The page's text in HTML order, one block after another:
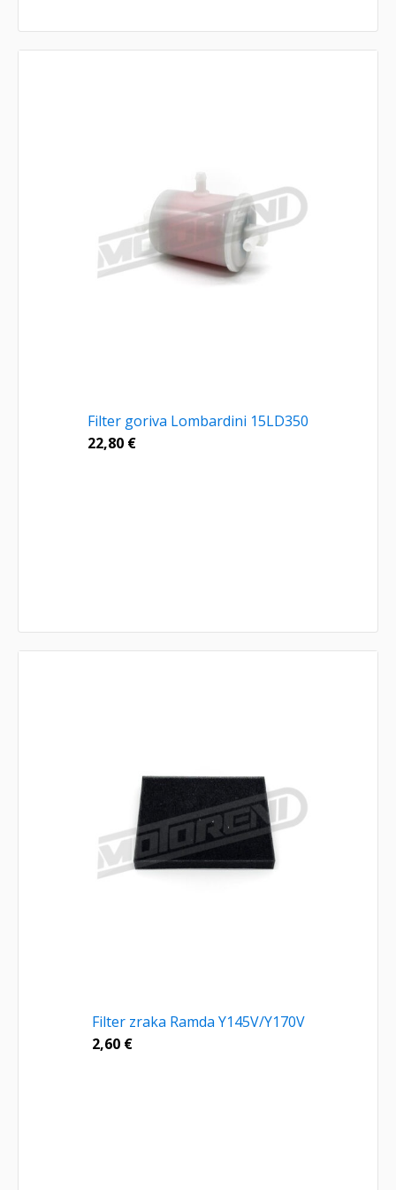
Filter goriva Lombardini 15LD350
22,80 €
Filter zraka Ramda Y145V/Y170V
2,60 €